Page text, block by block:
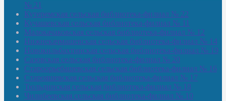
№ 21
Кутеремская сельская библиотека-филиал № 22
Кучашевская сельская библиотека-филиал № 11
Малокачаковская сельская библиотека-филиал № 12
Нижнекачмашевская сельская библиотека-филиал № 14
Новокильбахтинская сельская библиотека-филиал № 19
Сазовская сельская библиотека-филиал № 20
Староорьебашевская сельская библиотека-филиал № 16
Старояшевская сельская библиотека-филиал № 17
Тюльдинская сельская библиотека-филиал № 18
Чилибеевская сельская библиотека-филиал № 10